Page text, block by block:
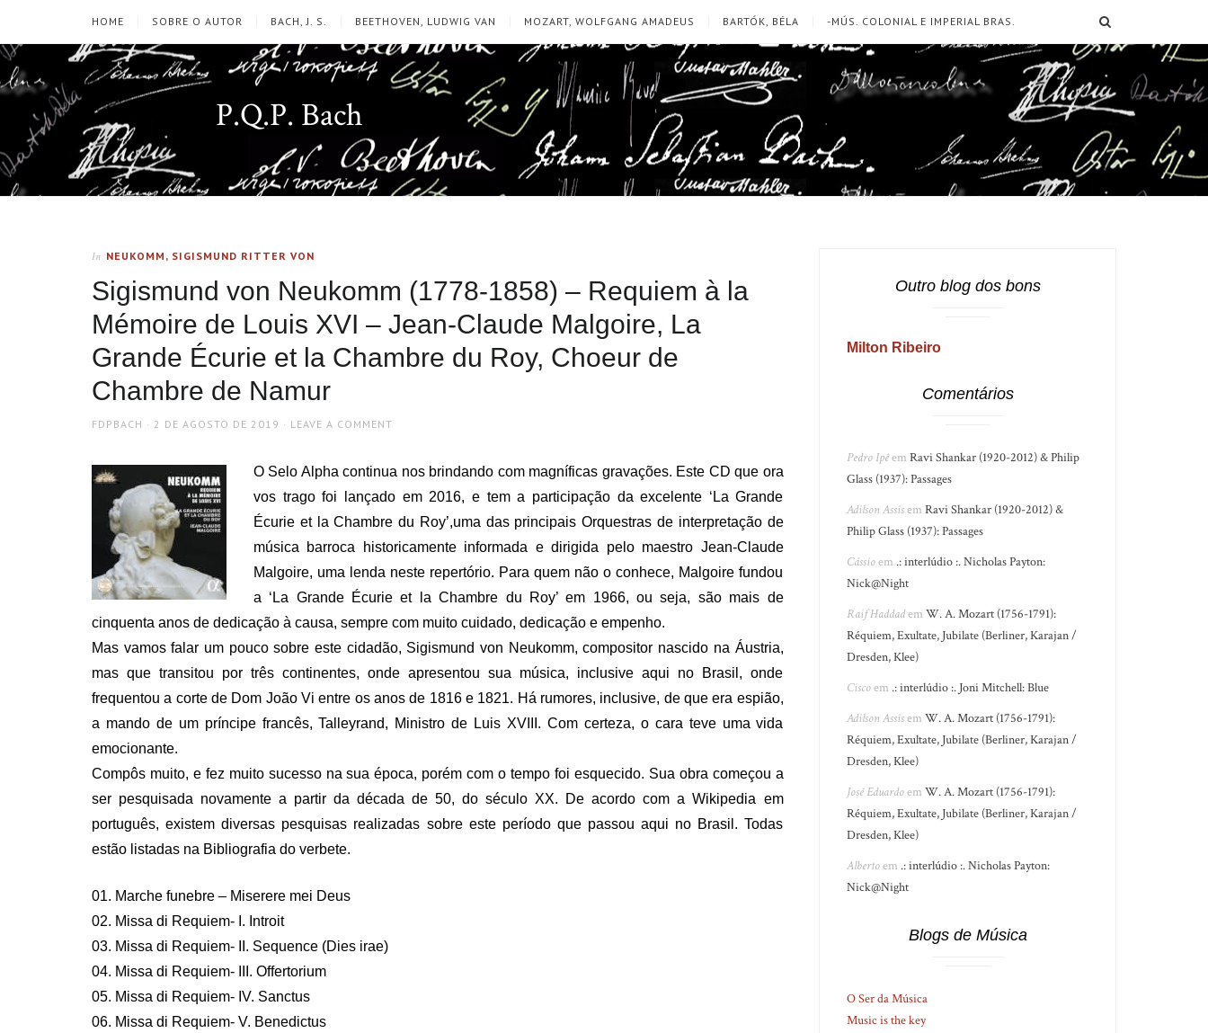
HOME SOBRE O AUTOR BACH, J. S. BEETHOVEN, LUDWIG VAN MOZART, WOLFGANG AMADEUS BARTÓK, BÉLA -MÚS. COLONIAL E IMPERIAL BRAS.
P.Q.P. Bach
In NEUKOMM, SIGISMUND RITTER VON
Sigismund von Neukomm (1778-1858) – Requiem à la
Mémoire de Louis XVI – Jean-Claude Malgoire, La
Grande Écurie et la Chambre du Roy, Choeur de
Chambre de Namur
AUTHOR
FDPBACH
POSTED
2 DE AGOSTO DE 2019 LEAVE A COMMENT
O Selo Alpha continua nos brindando com magníficas gravações. Este CD que ora
vos trago foi lançado em 2016, e tem a participação da excelente ‘La Grande
Écurie et la Chambre du Roy’,uma das principais Orquestras de interpretação de
música barroca historicamente informada e dirigida pelo maestro Jean-Claude
Malgoire, uma lenda neste repertório. Para quem não o conhece, Malgoire fundou
a ‘La Grande Écurie et la Chambre du Roy’ em 1966, ou seja, são mais de
cinquenta anos de dedicação à causa, sempre com muito cuidado, dedicação e empenho.
Mas vamos falar um pouco sobre este cidadão, Sigismund von Neukomm, compositor nascido na Áustria,
mas que transitou por três continentes, onde apresentou sua música, inclusive aqui no Brasil, onde
frequentou a corte de Dom João Vi entre os anos de 1816 e 1821. Há rumores, inclusive, de que era espião,
a mando de um príncipe francês, Talleyrand, Ministro de Luis XVIII. Com certeza, o cara teve uma vida
emocionante.
Compôs muito, e fez muito sucesso na sua época, porém com o tempo foi esquecido. Sua obra começou a
ser pesquisada novamente a partir da década de 50, do século XX. De acordo com a Wikipedia em
português, existem diversas pesquisas realizadas sobre este período que passou aqui no Brasil. Todas
estão listadas na Bibliografia do verbete.
01. Marche funebre – Miserere mei Deus
02. Missa di Requiem- I. Introit
03. Missa di Requiem- II. Sequence (Dies irae)
04. Missa di Requiem- III. Offertorium
05. Missa di Requiem- IV. Sanctus
06. Missa di Requiem- V. Benedictus
Outro blog dos bons
Milton Ribeiro
Comentários
Pedro IpêemRavi Shankar (1920-2012) & Philip
Glass (1937): Passages
Adilson AssisemRavi Shankar (1920-2012) &
Philip Glass (1937): Passages
Cássioem .: interlúdio :. Nicholas Payton:
Nick@Night
Raif HaddademW. A. Mozart (1756-1791):
Réquiem, Exultate, Jubilate (Berliner, Karajan /
Dresden, Klee)
Ciscoem .: interlúdio :. Joni Mitchell: Blue
Adilson AssisemW. A. Mozart (1756-1791):
Réquiem, Exultate, Jubilate (Berliner, Karajan /
Dresden, Klee)
José EduardoemW. A. Mozart (1756-1791):
Réquiem, Exultate, Jubilate (Berliner, Karajan /
Dresden, Klee)
Albertoem .: interlúdio :. Nicholas Payton:
Nick@Night
Blogs de Música
O Ser da Música
Music is the key